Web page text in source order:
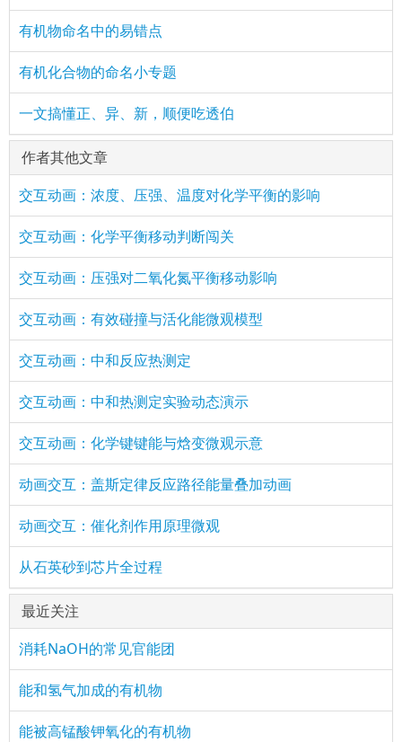
有机物命名中的易错点
有机化合物的命名小专题
一文搞懂正、异、新，顺便吃透伯
作者其他文章
交互动画：浓度、压强、温度对化学平衡的影响
交互动画：化学平衡移动判断闯关
交互动画：压强对二氧化氮平衡移动影响
交互动画：有效碰撞与活化能微观模型
交互动画：中和反应热测定
交互动画：中和热测定实验动态演示
交互动画：化学键键能与焓变微观示意
动画交互：盖斯定律反应路径能量叠加动画
动画交互：催化剂作用原理微观
从石英砂到芯片全过程
最近关注
消耗NaOH的常见官能团
能和氢气加成的有机物
能被高锰酸钾氧化的有机物